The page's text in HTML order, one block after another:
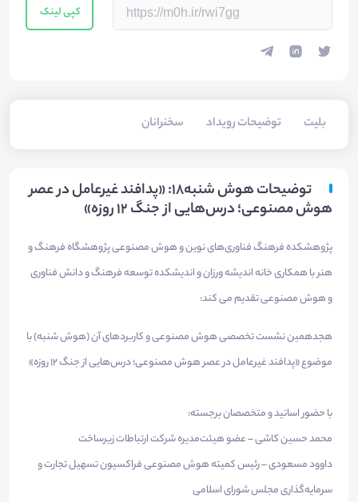
کپی لینک
بلیت‌ توضیحات رویداد سخنرانان
توضیحات هوش شنبه18: «پدافند غیرعامل در عصر
هوش مصنوعی؛ درس‌هایی از جنگ ۱۲ روزه»
پژوهشکده فرهنگ فناوری‌های نوین و هوش مصنوعی پژوهشگاه فرهنگ و
هنر با همکاری خانه اندیشه ورزان و اندیشکده توسعه فرهنگ و دانش فناوری
و هوش مصنوعی تقدیم می کند:
هجدهمین نشست تخصصی هوش مصنوعی و کاربردهای آن (هوش شنبه) با
موضوع «پدافند غیرعامل در عصر هوش مصنوعی؛ درس‌هایی از جنگ ۱۲ روزه»
با حضور اساتید و متخصصان برجسته:
محمد حسین کاشی – عضو هیئت‌مدیره شرکت ارتباطات زیرساخت
داوود مسعودی – رئیس کمیته هوش مصنوعی فراکسیون تسهیل تجارت و
سرمایه‌گذاری مجلس شورای اسلامی